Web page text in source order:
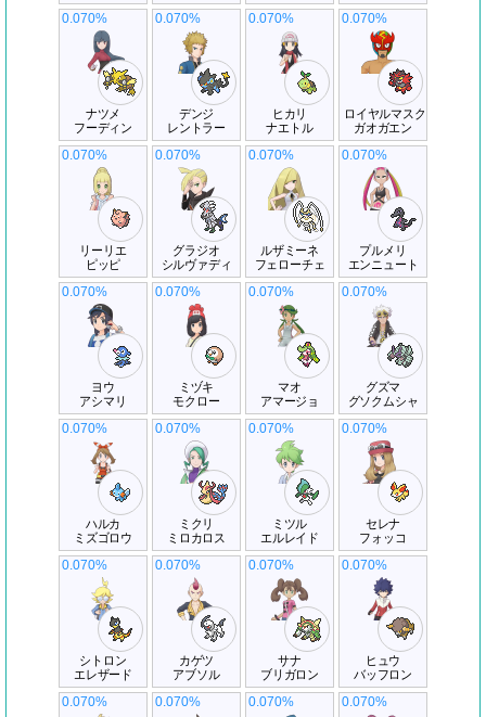
ナツメ
フーディン
0.070%
デンジ
レントラー
0.070%
ヒカリ
ナエトル
0.070%
ロイヤルマスク
ガオガエン
0.070%
リーリエ
ピッピ
0.070%
グラジオ
シルヴァディ
0.070%
ルザミーネ
フェローチェ
0.070%
プルメリ
エンニュート
0.070%
ヨウ
アシマリ
0.070%
ミヅキ
モクロー
0.070%
マオ
アマージョ
0.070%
グズマ
グソクムシャ
0.070%
ハルカ
ミズゴロウ
0.070%
ミクリ
ミロカロス
0.070%
ミツル
エルレイド
0.070%
セレナ
フォッコ
0.070%
シトロン
エレザード
0.070%
カゲツ
アブソル
0.070%
サナ
ブリガロン
0.070%
ヒュウ
バッフロン
0.070%
0.070% 0.070% 0.070% 0.070%